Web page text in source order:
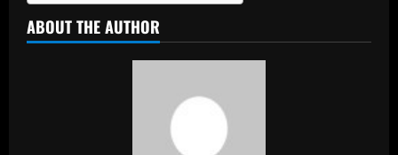
ABOUT THE AUTHOR